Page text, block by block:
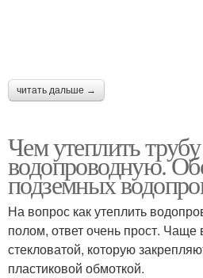
читать дальше →
Чем утеплить трубу
водопроводную.
подземных
На вопрос как утеплить
полом, ответ очень прост. Чаще
стекловатой, которую
пластиковой обмоткой.